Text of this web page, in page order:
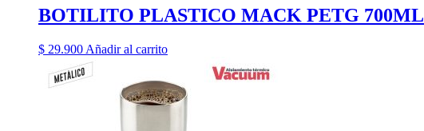
BOTILITO PLASTICO MACK PETG 700ML
$ 29.900 Añadir al carrito